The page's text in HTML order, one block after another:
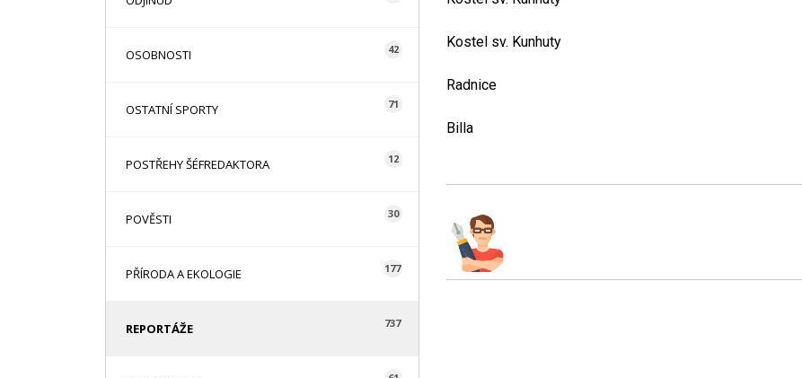
OSOBNOSTI 42
OSTATNÍ SPORTY 71
POSTŘEHY ŠÉFREDAKTORA 12
POVĚSTI 30
PŘÍRODA A EKOLOGIE 177
REPORTÁŽE 737
Kostel sv. Kunhuty
Radnice
Billa